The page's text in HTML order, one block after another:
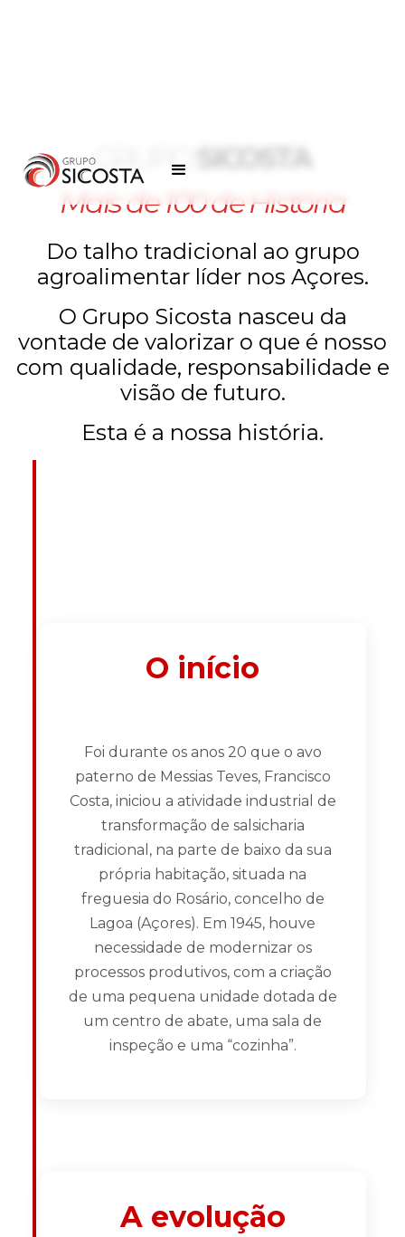
GRUPO
SICOSTA
Mais de 100 de História
Do talho tradicional ao grupo
agroalimentar líder nos Açores.
O Grupo Sicosta nasceu da
vontade de valorizar o que é nosso
com qualidade, responsabilidade e
visão de futuro.
Esta é a nossa história.
O início
Foi durante os anos 20 que o avo
paterno de Messias Teves, Francisco
Costa, iniciou a atividade industrial de
transformação de salsicharia
tradicional, na parte de baixo da sua
própria habitação, situada na
freguesia do Rosário, concelho de
Lagoa (Açores). Em 1945, houve
necessidade de modernizar os
processos produtivos, com a criação
de uma pequena unidade dotada de
um centro de abate, uma sala de
inspeção e uma “cozinha”.
A evolução